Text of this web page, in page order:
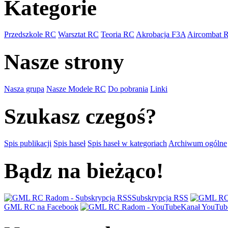
Kategorie
Przedszkole RC Warsztat RC Teoria RC Akrobacja F3AAircombat
Nasze strony
Nasza grupa Nasze Modele RC Do pobrania Linki
Szukasz czegoś?
Spis publikacji Spis haseł Spis haseł w kategoriach Archiwum ogólne
Bądz na bieżąco!
Subskrypcja RSS
GML RC na Facebook
Kanał